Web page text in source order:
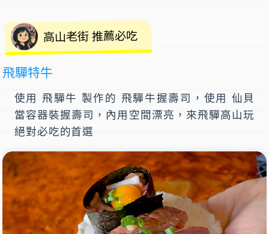
高山老街 推薦必吃
飛驒特牛
使用 飛驒牛 製作的 飛驒牛握壽司，使用 仙貝
當容器裝握壽司，內用空間漂亮，來飛驒高山玩
絕對必吃的首選